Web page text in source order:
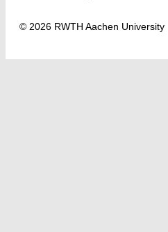
© 2026 RWTH Aachen University